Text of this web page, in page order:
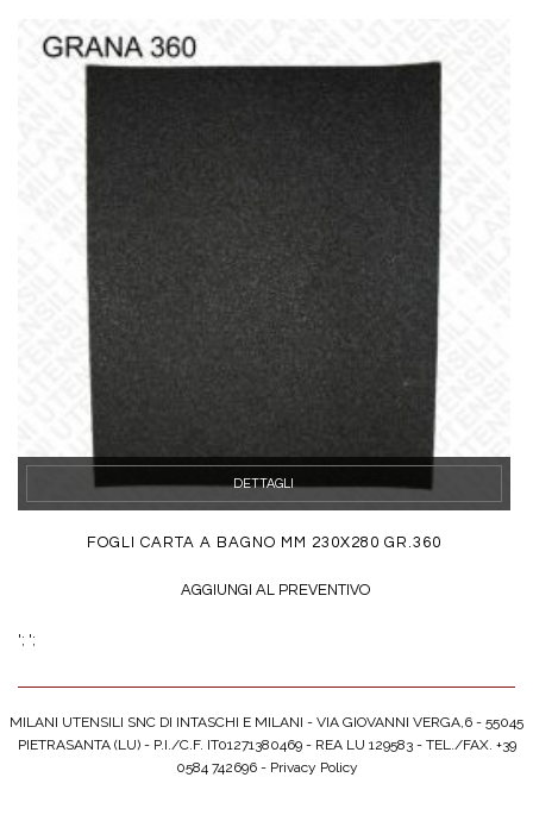
DETTAGLI
FOGLI CARTA A BAGNO MM 230X280 GR.360
AGGIUNGI AL PREVENTIVO
'; ';
MILANI UTENSILI SNC DI INTASCHI E MILANI - VIA GIOVANNI VERGA,6 - 55045
PIETRASANTA (LU) - P.I./C.F. IT01271380469 - REA LU 129583 - TEL./FAX. +39
0584 742696 - Privacy Policy